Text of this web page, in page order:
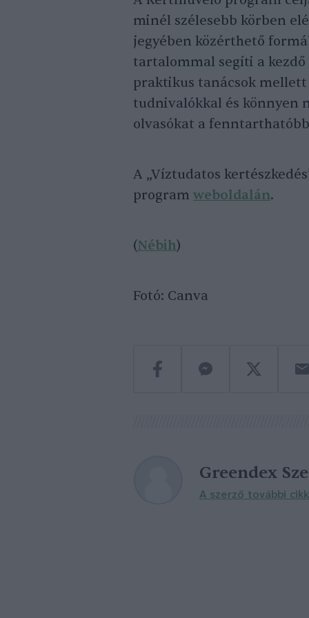
minél szélesebb körben
jegyében közérthető
tartalommal segíti a
praktikus tanácsok mellett
tudnivalókkal és könnyen
olvasókat a
A „Víztudatos
program weboldalán.
(Nébih)
Fotó: Canva
Greendex
A szerző további